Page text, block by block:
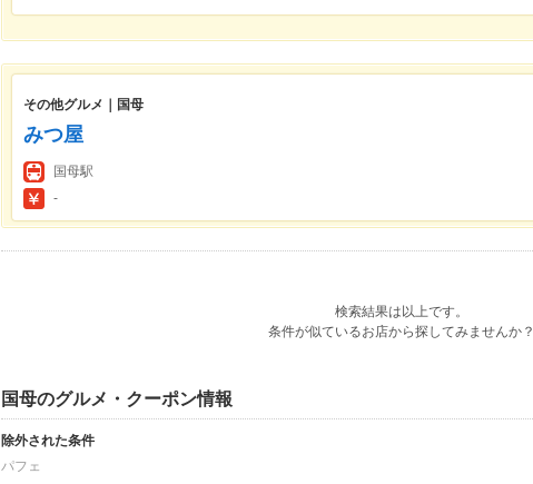
その他グルメ｜国母
みつ屋
国母駅
-
検索結果は以上です。
条件が似ているお店から探してみませんか？
国母のグルメ・クーポン情報
除外された条件
パフェ